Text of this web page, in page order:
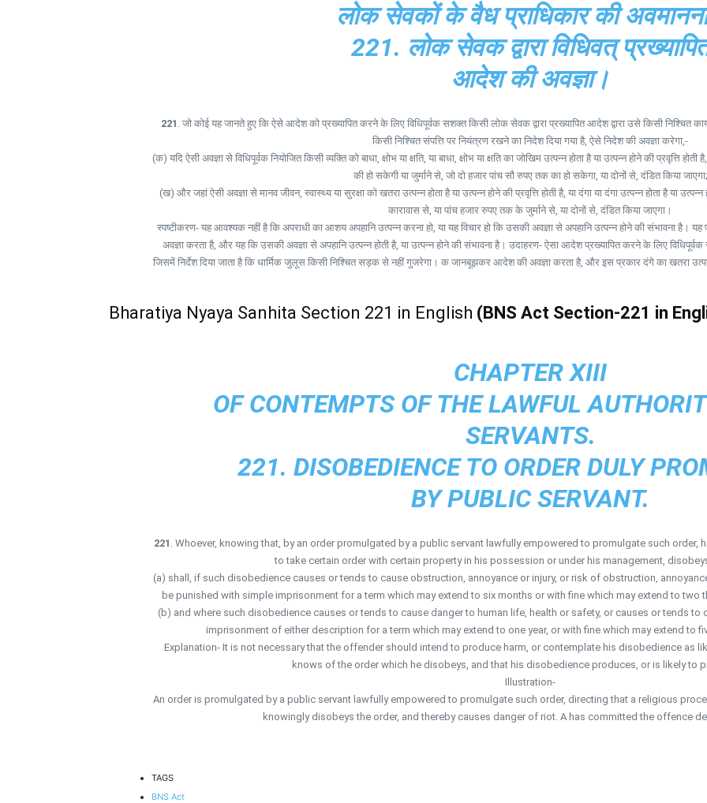
लोक सेवकों के वैध प्राधिकार की
221. लोक सेवक द्वारा विधिवत्
आदेश की अवज्ञा।
221 . जो कोई यह जानते हुए कि ऐसे आदेश को प्रख्यापित करने के लिए विधिपूर्वक सशक्त किसी लोक सेवक द्वारा प्रख्यापित आदेश द्वारा उसे किसी निश्चित
किसी निश्चित संपत्ति पर नियंत्रण रखने का निदेश दिया गया है, ऐसे निदेश की अवज्ञा करेगा,-
(क) यदि ऐसी अवज्ञा से विधिपूर्वक नियोजित किसी व्यक्ति को बाधा, क्षोभ या क्षति, या बाधा, क्षोभ या क्षति का जोखिम उत्पन्न होता है या उत्पन्न होने की प्रवृत्ति
की हो सकेगी या जुर्माने से, जो दो हजार पांच सौ रुपए तक का हो सकेगा, या दोनों से, दंडित किया जाएगा;
(ख) और जहां ऐसी अवज्ञा से मानव जीवन, स्वास्थ्य या सुरक्षा को खतरा उत्पन्न होता है या उत्पन्न होने की प्रवृत्ति होती है, या दंगा या दंगा उत्पन्न होता है या
कारावास से, या पांच हजार रुपए तक के जुर्माने से, या दोनों से, दंडित किया जाएगा।
स्पष्टीकरण- यह आवश्यक नहीं है कि अपराधी का आशय अपहानि उत्पन्न करना हो, या यह विचार हो कि उसकी अवज्ञा से अपहानि उत्पन्न होने की संभावना है।
अवज्ञा करता है, और यह कि उसकी अवज्ञा से अपहानि उत्पन्न होती है, या उत्पन्न होने की संभावना है। उदाहरण- ऐसा आदेश प्रख्यापित करने के लिए
जिसमें निर्देश दिया जाता है कि धार्मिक जुलूस किसी निश्चित सड़क से नहीं गुजरेगा। क जानबूझकर आदेश की अवज्ञा करता है, और इस प्रकार दंगे का खतरा
Bharatiya Nyaya Sanhita Section 221 in English (BNS Act Section-221 in
CHAPTER XIII
OF CONTEMPTS OF THE LAWFUL
SERVANTS.
221. DISOBEDIENCE TO ORDER DULY
BY PUBLIC SERVANT.
221 . Whoever, knowing that, by an order promulgated by a public servant lawfully empowered to promulgate such order,
to take certain order with certain property in his possession or under his management,
(a) shall, if such disobedience causes or tends to cause obstruction, annoyance or injury, or risk of obstruction,
be punished with simple imprisonment for a term which may extend to six months or with fine which may extend to two
(b) and where such disobedience causes or tends to cause danger to human life, health or safety, or causes or tends to
imprisonment of either description for a term which may extend to one year, or with fine which may extend to
Explanation- It is not necessary that the offender should intend to produce harm, or contemplate his disobedience as
knows of the order which he disobeys, and that his disobedience produces, or is likely to
Illustration-
An order is promulgated by a public servant lawfully empowered to promulgate such order, directing that a religious
knowingly disobeys the order, and thereby causes danger of riot. A has committed the offence
TAGS
BNS Act